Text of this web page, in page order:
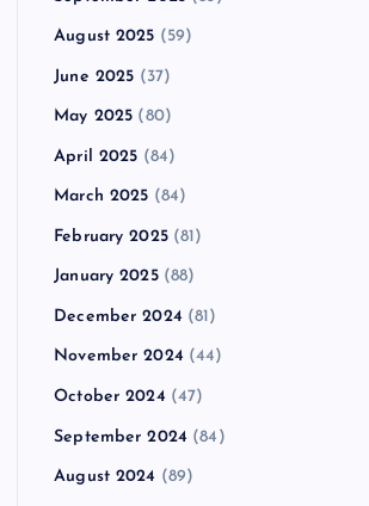
August 2025 (59)
June 2025 (37)
May 2025 (80)
April 2025 (84)
March 2025 (84)
February 2025(81)
January 2025(88)
December 2024 (81)
November 2024 (44)
October 2024 (47)
September 2024 (84)
August 2024 (89)